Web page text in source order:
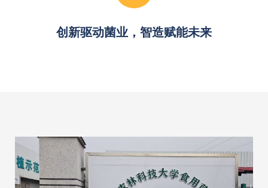
创新驱动菌业，智造赋能未来